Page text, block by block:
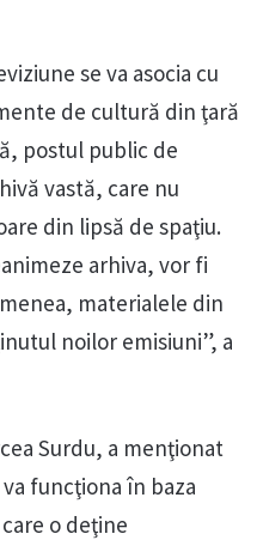
se va asocia cu
de cultură din ţară
postul public de
vastă, care nu
din lipsă de spaţiu.
arhiva, vor fi
materialele din
noilor emisiuni”, a
Surdu, a menţionat
funcţiona în baza
o deţine